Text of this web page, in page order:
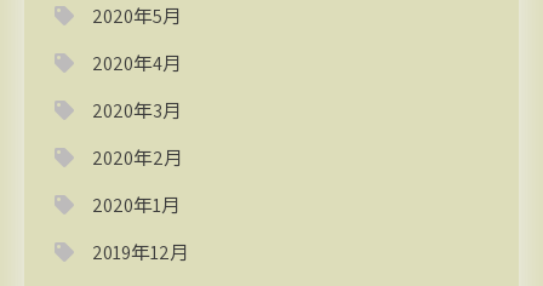
2020年5月
2020年4月
2020年3月
2020年2月
2020年1月
2019年12月